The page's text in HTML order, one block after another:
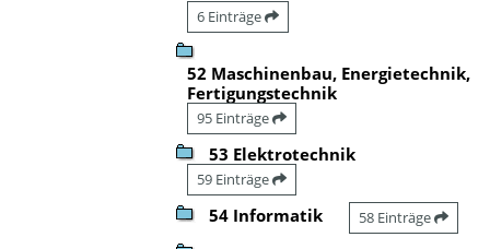
6 Einträge
52 Maschinenbau, Energietechnik,
Fertigungstechnik
95 Einträge
53 Elektrotechnik
59 Einträge
54 Informatik 58 Einträge